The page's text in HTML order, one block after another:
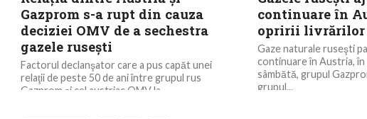
Gazprom s-a rupt din cauza
deciziei OMV de a sechestra
gazele ruseşti
Factorul declanşator care a pus capăt unei
relaţii de peste 50 de ani între grupul rus
Gazprom şi cel austriac OMV la...
continuare în
opririi livrărilor
Gaze naturale ruseşti
continuare în Austria,
sâmbătă, grupul
grupul...